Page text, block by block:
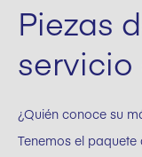
Piezas
¿Quién conoce su
Tenemos el